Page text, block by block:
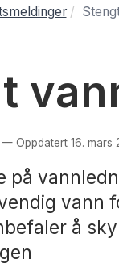
Oppdatert 16. mars
på
vann
å